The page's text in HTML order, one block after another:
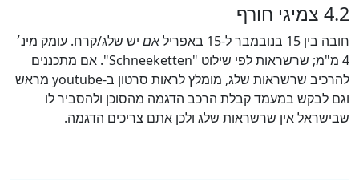
בנובמבר ל‑15 באפריל אםיש שלג/קרח. עומק מינ׳
4 מ"מ; שרשראות לפי שילוט "Schneeketten". אם מתכננים
להרכיב שרשראות שלג, מומלץ לראות סרטון ב-youtube מראש
לבקש במעמד קבלת הרכב הדגמה מהסוכן ולהסביר לו
אין שרשראות שלג ולכן אתם צריכים הדגמה.